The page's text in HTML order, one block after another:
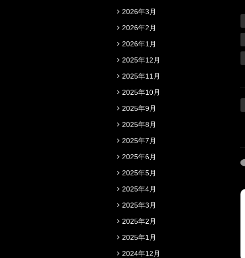
2026年3月
2026年2月
2026年1月
2025年12月
2025年11月
2025年10月
2025年9月
2025年8月
2025年7月
2025年6月
2025年5月
2025年4月
2025年3月
2025年2月
2025年1月
2024年12月